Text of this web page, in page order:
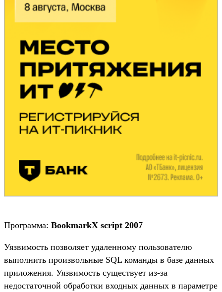
Программа: BookmarkX script 2007
Уязвимость позволяет удаленному пользователю
выполнить произвольные SQL команды в базе данных
приложения. Уязвимость существует из-за
недостаточной обработки входных данных в параметре